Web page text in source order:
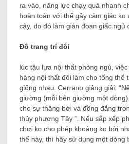
ra vào, năng lực chạy quá nhanh
hoàn toàn với thể gây cảm giác ko
cậy, do đó làm gián đoạn giấc ngủ
Đồ trang trí đôi
lúc tậu lựa nội thất phòng ngủ,
hàng nội thất đôi làm cho tổng thể
giống nhau. Cerrano giảng giải:
giường (mỗi bên giường một
cho sự thăng bởi và đồng đẳng
thủy phương Tây ”. Nếu sắp xếp
chơi ko cho phép khoảng ko bởi
thể này, thì hãy sử dụng một dòng